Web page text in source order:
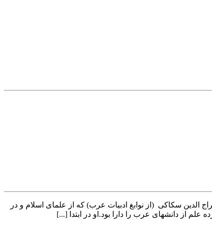
سکاکی (از نوابغ ادبیات عرب) که از علمای اسلام و در
از دانشهای عرب را دارا بود.او در ابتدا [...]